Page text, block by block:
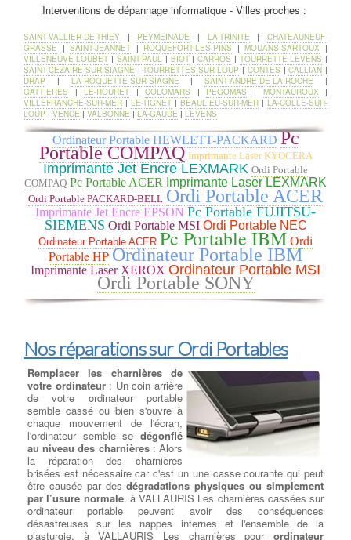
téléchargé, de la durée de l'infection et des actions ultérieures
entreprises par l'utilisateur. à VALLAURIS Dans la plupart des
cas, notre équipe est en mesure derestaurer le système
d'exploitation de votre ordinateur, les programmes et de
récupérer les données d'origine. Dans de rares situations, il peut
être nécessaire de réinstaller le système tout en restaurant les
données utilisateur.
Il existe de nombreux virus et logiciels malveillants (malwares)
qui peuvent causer des dommages importants aux systèmes et
aux données. Voici quelques-uns des virus et malwares les plus
dangereux et notoires jusqu'à ma date de connaissance en
septembre 2021 :
WannaCry : Apparu en mai 2017, WannaCry était un ransomware
qui a infecté des centaines de milliers d'ordinateurs dans le
monde entier en exploitant une vulnérabilité de Windows. Il
chiffrait les données des victimes et exigeait une rançon en
bitcoin pour les récupérer.
NotPetya / ExPetr : Il est apparu en juin 2017 et a été classé
comme un ransomware, mais son objectif principal semblait être
de causer des dommages plutôt que de gagner de l'argent grâce
aux rançons. Il a causé des dégâts importants aux entreprises et
aux infrastructures informatiques.
Conficker : Lancé en 2008, Conficker était un ver informatique
qui se propageait rapidement en exploitant des vulnérabilités
qui visait principalement à voler des informations sensibles,
telles que les identifiants bancaires et les mots de passe.
Stuxnet : Découvert en 2010, Stuxnet était un ver informatique
sophistiqué conçu pour cibler les systèmes de contrôle
industriels, en particulier ceux liés au programme nucléaire
iranien. Il est considéré comme l'une des premières armes
cybernétiques déployées pour attaquer des infrastructures
critiques.
Cryptolocker : C'était un ransomware qui a commencé à circuler
en 2013. Il chiffrait les fichiers des victimes et demandait une
rançon pour les décrypter.
Mirai : Apparu en 2016, Mirai était un logiciel malveillant de type
botnet qui infectait principalement les objets connectés (IoT) pour
les recruter dans un réseau de bots, qui pouvait ensuite être
utilisé pour lancer des attaques DDoS massives.
Emotet : C'était un cheval de Troie bancaire qui a évolué pour
Interventions de dépannage informatique - Villes proches :
SAINT-VALLIER-DE-THIEY | PEYMEINADE | LA-TRINITE |CHATEAUNEUF-
GRASSE |SAINT-JEANNET | ROQUEFORT-LES-PINS |MOUANS-SARTOUX |
VILLENEUVE-LOUBET | SAINT-PAUL| BIOT|CARROS |TOURRETTE-LEVENS |
SAINT-CEZAIRE-SUR-SIAGNE |TOURRETTES-SUR-LOUP | CONTES |CALLIAN |
DRAP | LA-ROQUETTE-SUR-SIAGNE |SAINT-ANDRE-DE-LA-ROCHE |
GATTIERES |LE-ROURET |COLOMARS | PEGOMAS | MONTAUROUX|
VILLEFRANCHE-SUR-MER | LE-TIGNET | BEAULIEU-SUR-MER | LA-COLLE-SUR-
LOUP | VENCE | VALBONNE | LA-GAUDE | LEVENS
Ordinateur Portable HEWLETT-PACKARD Pc
Portable COMPAQ Imprimante Laser KYOCERA
Imprimante Jet Encre LEXMARK Ordi Portable
COMPAQ Pc Portable ACER Imprimante Laser LEXMARK
Ordi Portable PACKARD-BELL Ordi Portable ACER
Imprimante Jet Encre EPSON Pc Portable FUJITSU-
SIEMENS Ordi Portable MSI Ordi Portable NEC
Ordinateur Portable ACER Pc Portable IBMOrdi
Portable HPOrdinateur Portable IBM
Imprimante Laser XEROX Ordinateur Portable MSI
Ordi Portable SONY
Nos réparations sur Ordi Portables
Remplacer les charnières de
votre ordinateur: Un coin arrière
de votre ordinateur portable
semble cassé ou bien s'ouvre à
chaque mouvement de l'écran,
l'ordinateur semble se dégonflé
au niveau des charnières: Alors
la réparation des charnières
brisées est nécessaire car c'est un une casse courante qui peut
être causée par desdégradations physiques ou simplement
par l’usure normale. à VALLAURIS Les charnières cassées sur
ordinateur portable peuvent avoir des conséquences
désastreuses sur les nappes internes et l'ensemble de la
plasturgie. à VALLAURIS Les charnières pour ordinateur